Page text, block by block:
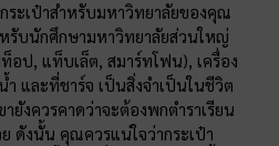
ระเป๋าสำหรับมหาวิทยาลัยของคุณ
รับนักศึกษามหาวิทยาลัยส่วนใหญ่
ป, แท็บเล็ต, สมาร์ทโฟน), เครื่อง
ำ และที่ชาร์จ เป็นสิ่งจำเป็นในชีวิต
ยังควรคาดว่าจะต้องพกตำราเรียน
ดังนั้น คุณควรแน่ใจว่ากระเป๋า